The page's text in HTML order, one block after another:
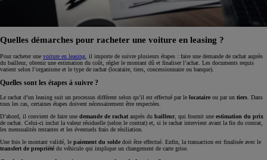
Quelles démarches pour racheter une voiture en leasing ?
Pour racheter une voiture en leasing , il importe de suivre plusieurs étapes : faire une demande de rachat auprès
du bailleur, obtenir une estimation du coût, régler le montant dû et finaliser l’achat. Les documents requis
varient selon l’organisme et le type de rachat (locataire, tiers, concessionnaire ou banque).
Quelles sont les étapes à suivre ?
Le rachat d’un leasing suit un processus différent selon qu’il est effectué par le locataire ou par un tiers . Dans
tous les cas, certaines étapes doivent nécessairement être respectées.
D’abord, il convient de faire une demande de rachat auprès du bailleur, qui fournit une estimation du prix
de rachat. Celui-ci inclut la valeur résiduelle (selon le contrat) et, si le rachat intervient avant la fin du contrat,
les mensualités restantes et les éventuels frais de résiliation.
Une fois le montant validé, le paiement du solde doit être effectué. Enfin, la transaction est finalisée avec le
transfert de propriété du véhicule qui implique un changement de carte grise.